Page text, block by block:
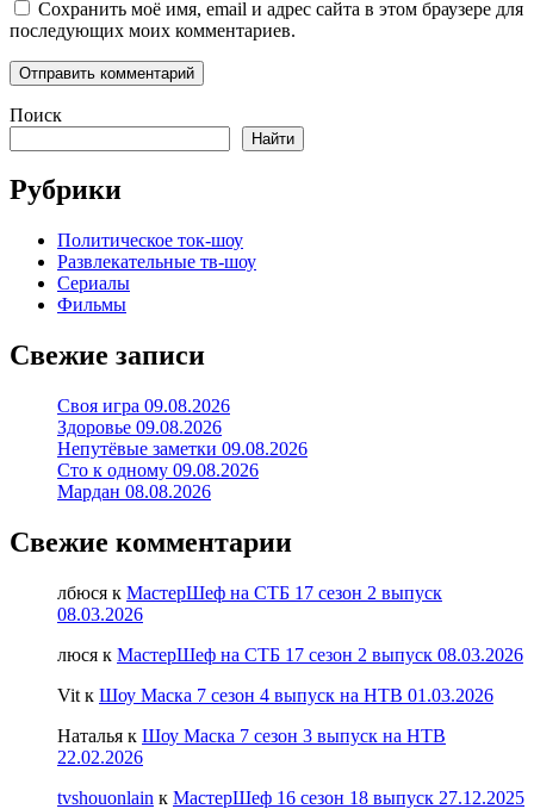
Сохранить моё имя, email и адрес сайта в этом браузере для
последующих моих комментариев.
Поиск
Найти
Рубрики
Политическое ток-шоу
Развлекательные тв-шоу
Сериалы
Фильмы
Свежие записи
Своя игра 09.08.2026
Здоровье 09.08.2026
Непутёвые заметки 09.08.2026
Сто к одному 09.08.2026
Мардан 08.08.2026
Свежие комментарии
лбюся к МастерШеф на СТБ 17 сезон 2 выпуск
08.03.2026
люся к МастерШеф на СТБ 17 сезон 2 выпуск 08.03.2026
Vit к Шоу Маска 7 сезон 4 выпуск на НТВ 01.03.2026
Наталья к Шоу Маска 7 сезон 3 выпуск на НТВ
22.02.2026
tvshouonlain к МастерШеф 16 сезон 18 выпуск 27.12.2025